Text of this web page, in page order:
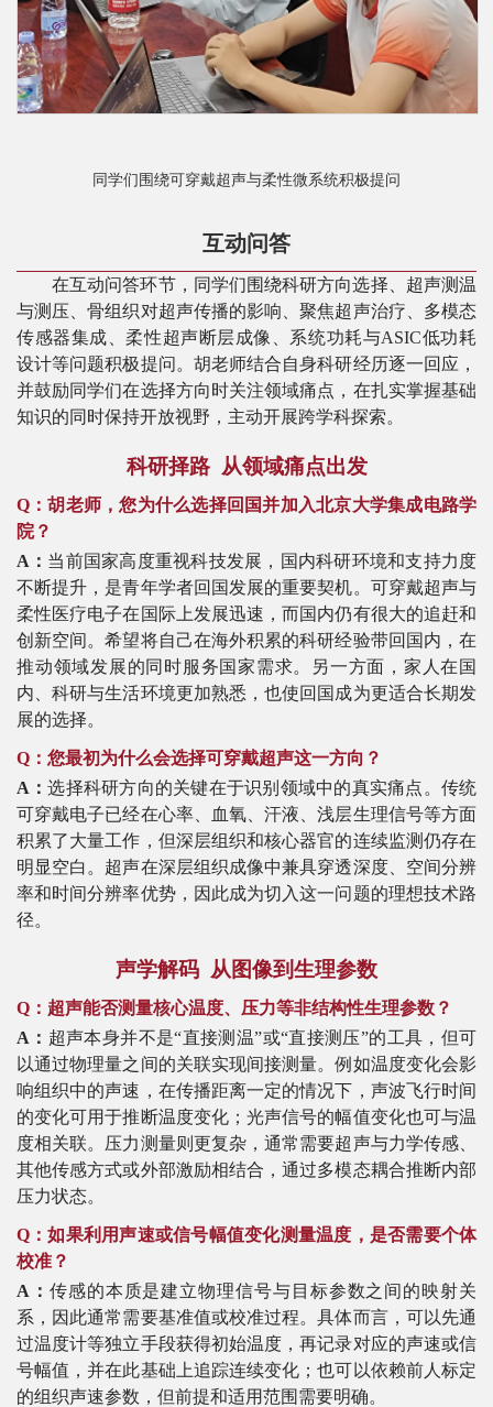
同学们围绕可穿戴超声与柔性微系统积极提问
互动问答
在互动问答环节，同学们围绕科研方向选择、超声测温
与测压、骨组织对超声传播的影响、聚焦超声治疗、多模态
传感器集成、柔性超声断层成像、系统功耗与ASIC低功耗
设计等问题积极提问。胡老师结合自身科研经历逐一回应，
并鼓励同学们在选择方向时关注领域痛点，在扎实掌握基础
知识的同时保持开放视野，主动开展跨学科探索。
科研择路 从领域痛点出发
Q：胡老师，您为什么选择回国并加入北京大学集成电路学
院？
A： 当前国家高度重视科技发展，国内科研环境和支持力度
不断提升，是青年学者回国发展的重要契机。可穿戴超声与
柔性医疗电子在国际上发展迅速，而国内仍有很大的追赶和
创新空间。希望将自己在海外积累的科研经验带回国内，在
推动领域发展的同时服务国家需求。另一方面，家人在国
内、科研与生活环境更加熟悉，也使回国成为更适合长期发
展的选择。
Q：您最初为什么会选择可穿戴超声这一方向？
A：选择科研方向的关键在于识别领域中的真实痛点。传统
可穿戴电子已经在心率、血氧、汗液、浅层生理信号等方面
积累了大量工作，但深层组织和核心器官的连续监测仍存在
明显空白。超声在深层组织成像中兼具穿透深度、空间分辨
率和时间分辨率优势，因此成为切入这一问题的理想技术路
径。
声学解码 从图像到生理参数
Q：超声能否测量核心温度、压力等非结构性生理参数？
A： 超声本身并不是“直接测温”或“直接测压”的工具，但可
以通过物理量之间的关联实现间接测量。例如温度变化会影
响组织中的声速，在传播距离一定的情况下，声波飞行时间
的变化可用于推断温度变化；光声信号的幅值变化也可与温
度相关联。压力测量则更复杂，通常需要超声与力学传感、
其他传感方式或外部激励相结合，通过多模态耦合推断内部
压力状态。
Q：如果利用声速或信号幅值变化测量温度，是否需要个体
校准？
A： 传感的本质是建立物理信号与目标参数之间的映射关
系，因此通常需要基准值或校准过程。具体而言，可以先通
过温度计等独立手段获得初始温度，再记录对应的声速或信
号幅值，并在此基础上追踪连续变化；也可以依赖前人标定
的组织声速参数，但前提和适用范围需要明确。